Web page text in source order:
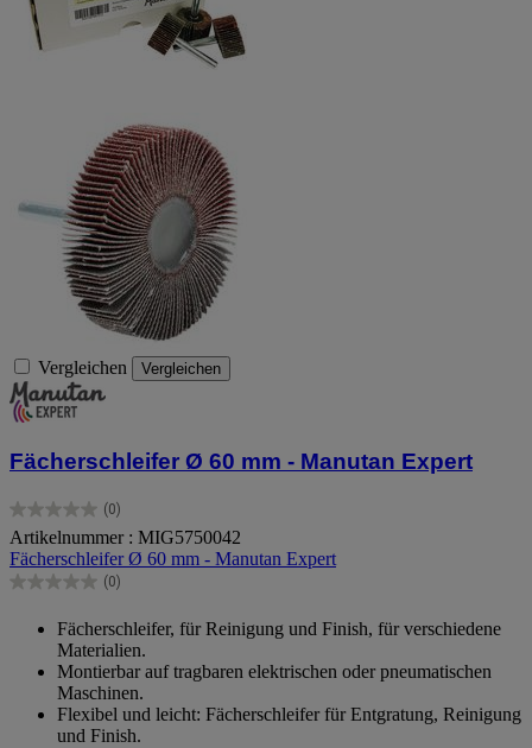
Vergleichen Vergleichen
Fächerschleifer Ø 60 mm - Manutan Expert
(0)
0.0
von
5
Sternen.
Artikelnummer : MIG5750042
Fächerschleifer Ø 60 mm - Manutan Expert
(0)
0.0
Sternen.
Fächerschleifer, für Reinigung und Finish, für verschiedene
Materialien.
Montierbar auf tragbaren elektrischen oder pneumatischen
Maschinen.
Flexibel und leicht: Fächerschleifer für Entgratung, Reinigung
und Finish.